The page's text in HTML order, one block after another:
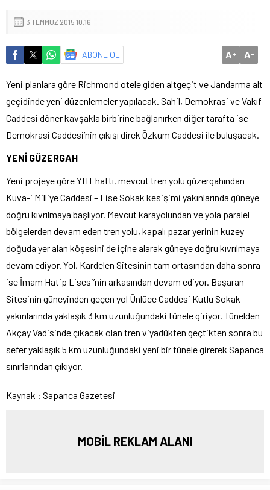
3 TEMMUZ 2015 10:16
ABONE OL A+ A-
Yeni planlara göre Richmond otele giden altgeçit ve Jandarma alt
geçidinde yeni düzenlemeler yapılacak. Sahil, Demokrasi ve Vakıf
Caddesi döner kavşakla birbirine bağlanırken diğer tarafta ise
Demokrasi Caddesi’nin çıkışı direk Özkum Caddesi ile buluşacak.
YENİ GÜZERGAH
Yeni projeye göre YHT hattı, mevcut tren yolu güzergahından
Kuva-i Milliye Caddesi – Lise Sokak kesişimi yakınlarında güneye
doğru kıvrılmaya başlıyor. Mevcut karayolundan ve yola paralel
bölgelerden devam eden tren yolu, kapalı pazar yerinin kuzey
doğuda yer alan köşesini de içine alarak güneye doğru kıvrılmaya
devam ediyor. Yol, Kardelen Sitesinin tam ortasından daha sonra
ise İmam Hatip Lisesi’nin arkasından devam ediyor. Başaran
Sitesinin güneyinden geçen yol Ünlüce Caddesi Kutlu Sokak
yakınlarında yaklaşık 3 km uzunluğundaki tünele giriyor. Tünelden
Akçay Vadisinde çıkacak olan tren viyadükten geçtikten sonra bu
sefer yaklaşık 5 km uzunluğundaki yeni bir tünele girerek Sapanca
sınırlarından çıkıyor.
Kaynak : Sapanca Gazetesi
MOBİL REKLAM ALANI